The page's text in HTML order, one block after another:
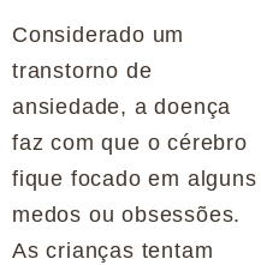
Considerado um
transtorno de
ansiedade, a doença
faz com que o cérebro
fique focado em alguns
medos ou obsessões.
As crianças tentam